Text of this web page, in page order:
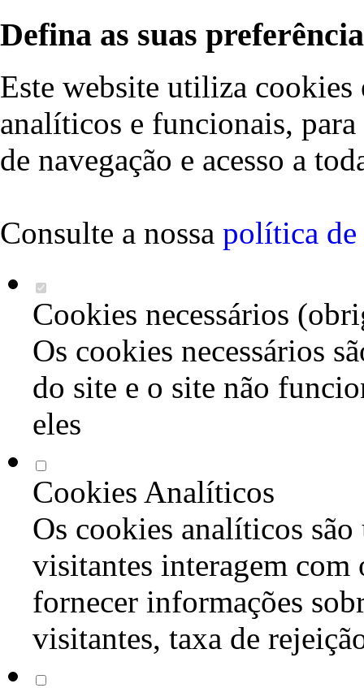
Defina as suas
Este website utiliza cookies
analíticos e funcionais,
de navegação e acesso a
Consulte a nossa política de
Cookies necessários
Os cookies necessários
do site e o site não
eles
Cookies Analíticos
Os cookies analíticos são
visitantes interagem com
fornecer informações
visitantes, taxa de